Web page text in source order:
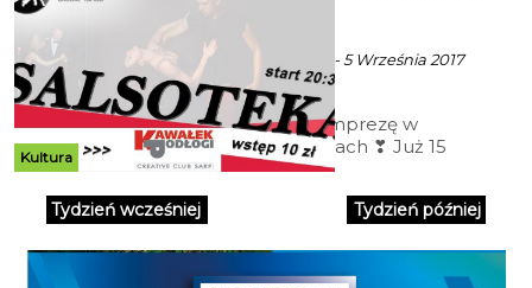
Kultura
Podłogi
ekoszalin z mat. inf. - 5 Września 2017
godz. 13:04
Zapraszamy na imprezę w
Kubańskich rytmach ❣ Już 15
września o godzinie 20:30 w
Kawałku Podłogi czeka Was
ogrom taneczności.
następnie pokazy.
Tydzień wcześniej Tydzień później